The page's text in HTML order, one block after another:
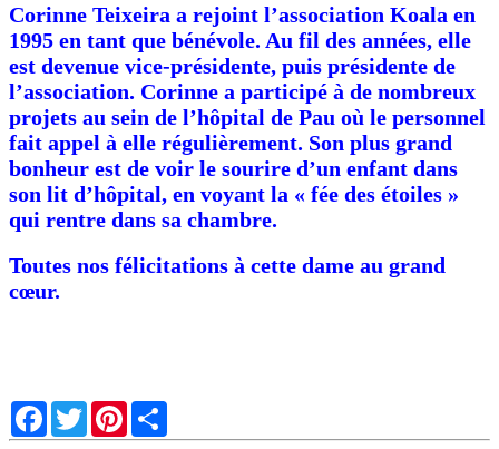
Corinne Teixeira a rejoint l’association Koala en
1995 en tant que bénévole. Au fil des années, elle
est devenue vice-présidente, puis présidente de
l’association. Corinne a participé à de nombreux
projets au sein de l’hôpital de Pau où le personnel
fait appel à elle régulièrement. Son plus grand
bonheur est de voir le sourire d’un enfant dans
son lit d’hôpital, en voyant la « fée des étoiles »
qui rentre dans sa chambre.
Toutes nos félicitations à cette dame au grand
cœur.
Facebook
TwitterPinterest